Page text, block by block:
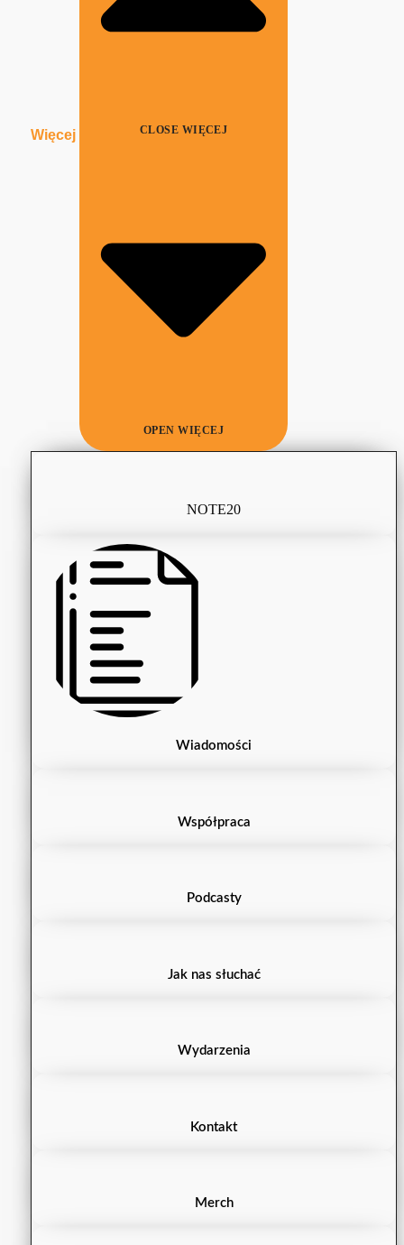
Więcej CLOSE WIĘCEJ
OPEN WIĘCEJ
NOTE20
Wiadomości
Współpraca
Podcasty
Jak nas słuchać
Wydarzenia
Kontakt
Merch